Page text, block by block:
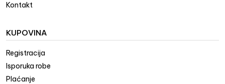
Kontakt
KUPOVINA
Registracija
Isporuka robe
Plaćanje